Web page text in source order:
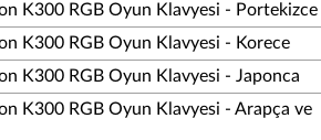
K300 RGB Oyun Klavyesi - Portekizce
K300 RGB Oyun Klavyesi - Korece
K300 RGB Oyun Klavyesi - Japonca
K300 RGB Oyun Klavyesi - Arapça ve